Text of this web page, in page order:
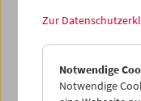
< Vorherige Woche
Zur
Notwendige
Notwendige